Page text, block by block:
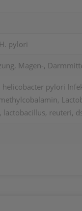
pylori
Magen-,
pylori
reuteri,